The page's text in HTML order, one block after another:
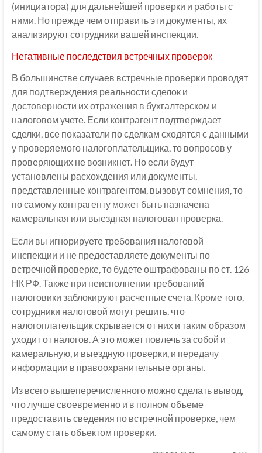
(инициатора) для дальнейшей проверки и работы с
ними. Но прежде чем отправить эти документы, их
анализируют сотрудники вашей инспекции.
Негативные последствия встречных проверок
В большинстве случаев встречные проверки проводят
для подтверждения реальности сделок и
достоверности их отражения в бухгалтерском и
налоговом учете. Если контрагент подтверждает
сделки, все показатели по сделкам сходятся с данными
у проверяемого налогоплательщика, то вопросов у
проверяющих не возникнет. Но если будут
установлены расхождения или документы,
представленные контрагентом, вызовут сомнения, то
по самому контрагенту может быть назначена
камеральная или выездная налоговая проверка.
Если вы игнорируете требования налоговой
инспекции и не предоставляете документы по
встречной проверке, то будете оштрафованы по ст. 126
НК РФ. Также при неисполнении требований
налоговики заблокируют расчетные счета. Кроме того,
сотрудники налоговой могут решить, что
налогоплательщик скрывается от них и таким образом
уходит от налогов. А это может повлечь за собой и
камеральную, и выездную проверки, и передачу
информации в правоохранительные органы.
Из всего вышеперечисленного можно сделать вывод,
что лучше своевременно и в полном объеме
предоставить сведения по встречной проверке, чем
самому стать объектом проверки.